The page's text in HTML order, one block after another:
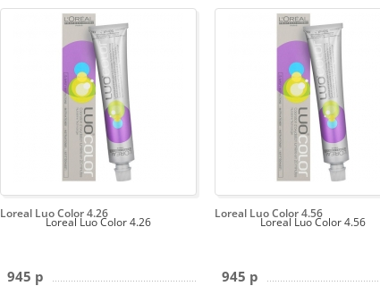
Loreal Luo Color 4.26
Loreal Luo Color 4.26
945 p
Loreal Luo Color 4.56
Loreal Luo Color 4.56
945 p